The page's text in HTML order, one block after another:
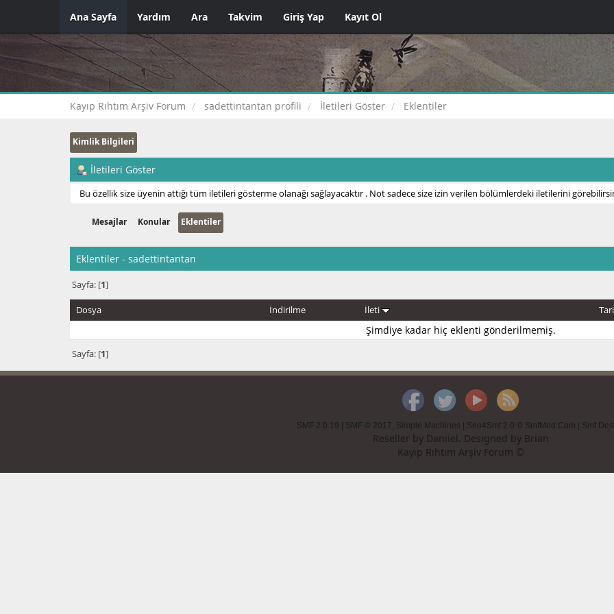
Ana Sayfa Yardım Ara Takvim Giriş Yap Kayıt Ol
Kayıp Rıhtım Arşiv Forum sadettintantan profili İletileri Göster Eklentiler
Kimlik Bilgileri
İletileri Göster
Bu özellik size üyenin attığı tüm iletileri gösterme olanağı sağlayacaktır . Not sadece size izin verilen bölümlerdeki iletilerini
Mesajlar Konular Eklentiler
Eklentiler - sadettintantan
Sayfa: [1]
Dosya İndirilme İleti
Şimdiye kadar hiç eklenti gönderilmemiş.
Sayfa: [1]
SMF 2.0.19 | SMF © 2017 Simple Machines | Seo4Smf 2.0 © SmfMod.Com | Smf
Reseller by Daniiel. Designed by Brian
Kayıp Rıhtım Arşiv Forum ©